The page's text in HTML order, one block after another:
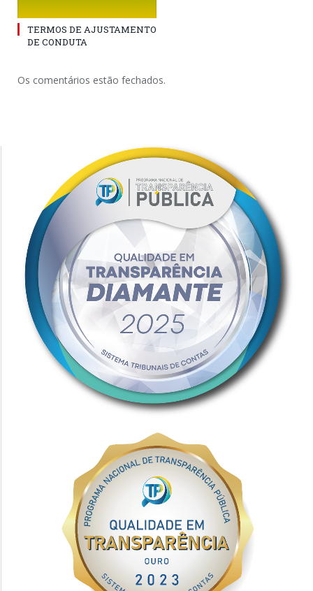
TERMOS DE AJUSTAMENTO
DE CONDUTA
Os comentários estão fechados.